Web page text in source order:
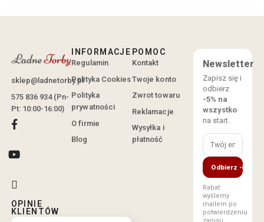
sklep@ladnetorby.pl
575 836 934 (Pn-
Pt: 10:00-16:00)
OPINIE
KLIENTÓW
INFORMACJE
Regulamin
Polityka Cookies
Polityka
prywatności
O firmie
Blog
POMOC
Kontakt
Twoje konto
Zwrot towaru
Reklamacje
Wysyłka i
płatność
Newsletter
Zapisz się i
odbierz
-5% na
wszystko
na start.
Odbierz -5%
Rabat
wyślemy
mailem po
potwierdzeniu